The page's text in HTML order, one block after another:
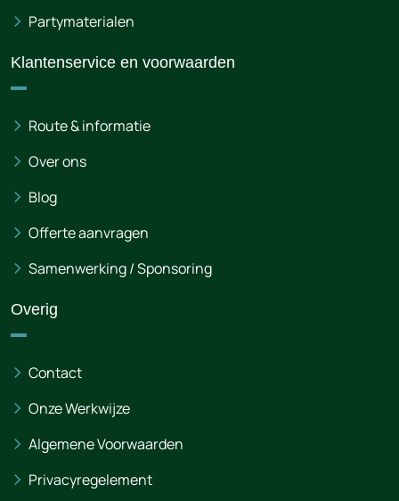
Partymaterialen
Klantenservice en voorwaarden
Route & informatie
Over ons
Blog
Offerte aanvragen
Samenwerking / Sponsoring
Overig
Contact
Onze Werkwijze
Algemene Voorwaarden
Privacyregelement